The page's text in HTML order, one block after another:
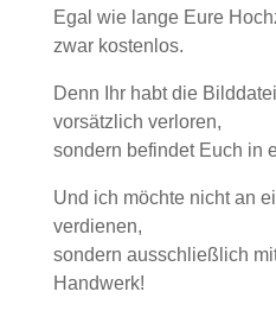
Egal wie lange Eure
zwar kostenlos.
Denn Ihr habt die
vorsätzlich verloren,
sondern befindet Euch in
Und ich möchte nicht an
verdienen,
sondern ausschließlich
Handwerk!